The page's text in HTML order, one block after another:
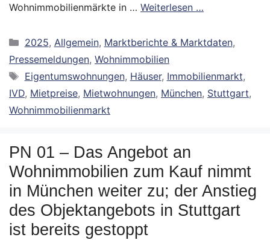
Wohnimmobilienmärkte in … Weiterlesen …
Kategorien
2025, Allgemein, Marktberichte & Marktdaten,
Pressemeldungen, Wohnimmobilien
Schlagwörter
Eigentumswohnungen, Häuser, Immobilienmarkt,
IVD, Mietpreise, Mietwohnungen, München, Stuttgart,
Wohnimmobilienmarkt
PN 01 – Das Angebot an
Wohnimmobilien zum Kauf nimmt
in München weiter zu; der Anstieg
des Objektangebots in Stuttgart
ist bereits gestoppt